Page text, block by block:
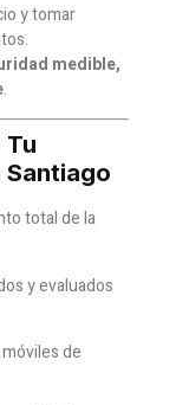
y tomar
medible,
.
Tu
Santiago
total de la
y evaluados
de